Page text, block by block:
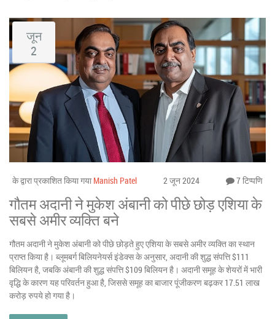
जून
2
के द्वारा प्रकाशित किया गया Manish Patel 2 जून 2024 7 टिप्पणि
गौतम अदानी ने मुकेश अंबानी को पीछे छोड़ एशिया के
सबसे अमीर व्यक्ति बने
गौतम अदानी ने मुकेश अंबानी को पीछे छोड़ते हुए एशिया के सबसे अमीर व्यक्ति का स्थान
प्राप्त किया है। ब्लूमबर्ग बिलियनेयर्स इंडेक्स के अनुसार, अदानी की शुद्ध संपत्ति $111
बिलियन है, जबकि अंबानी की शुद्ध संपत्ति $109 बिलियन है। अदानी समूह के शेयरों में भारी
वृद्धि के कारण यह परिवर्तन हुआ है, जिससे समूह का बाजार पूंजीकरण बढ़कर 17.51 लाख
करोड़ रुपये हो गया है।